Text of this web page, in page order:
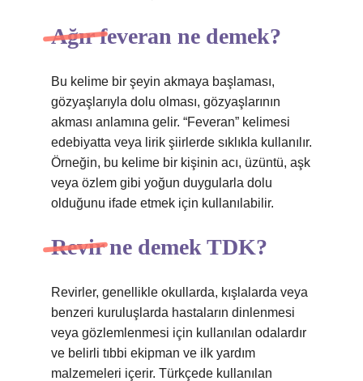
Ağır feveran ne demek?
Bu kelime bir şeyin akmaya başlaması,
gözyaşlarıyla dolu olması, gözyaşlarının
akması anlamına gelir. “Feveran” kelimesi
edebiyatta veya lirik şiirlerde sıklıkla kullanılır.
Örneğin, bu kelime bir kişinin acı, üzüntü, aşk
veya özlem gibi yoğun duygularla dolu
olduğunu ifade etmek için kullanılabilir.
Revir ne demek TDK?
Revirler, genellikle okullarda, kışlalarda veya
benzeri kuruluşlarda hastaların dinlenmesi
veya gözlemlenmesi için kullanılan odalardır
ve belirli tıbbi ekipman ve ilk yardım
malzemeleri içerir. Türkçede kullanılan